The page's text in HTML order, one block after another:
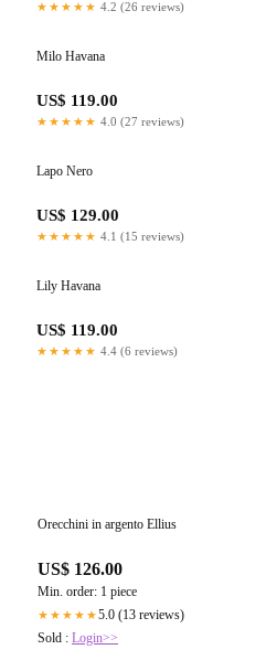
★★★★★ 4.2 (26 reviews)
Milo Havana
US$ 119.00
★★★★★ 4.0 (27 reviews)
Lapo Nero
US$ 129.00
★★★★★ 4.1 (15 reviews)
Lily Havana
US$ 119.00
★★★★★ 4.4 (6 reviews)
Orecchini in argento Ellius
US$ 126.00
Min. order: 1 piece
★★★★★5.0 (13 reviews)
Sold : Login>>